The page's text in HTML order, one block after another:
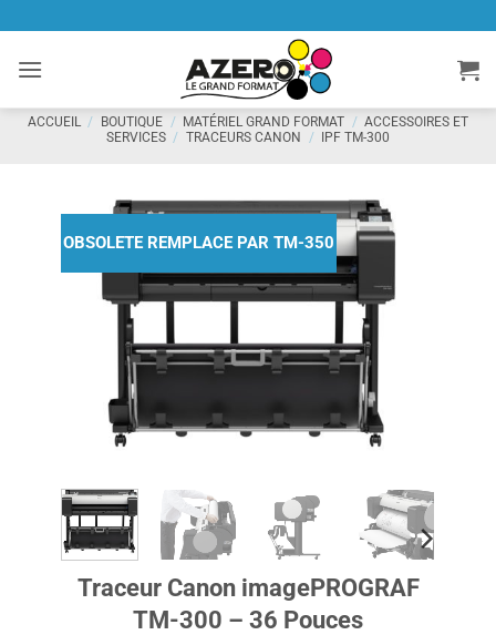
contenu
ACCUEIL / BOUTIQUE / MATÉRIEL GRAND FORMAT / ACCESSOIRES ET
SERVICES / TRACEURS CANON / IPF TM-300
OBSOLETE REMPLACE PAR TM-350
Traceur Canon imagePROGRAF
TM-300 – 36 Pouces